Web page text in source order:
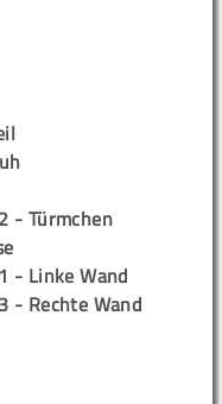
- Türmchen
- Linke Wand
- Rechte Wand